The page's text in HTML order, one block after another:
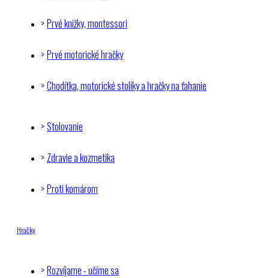
Prvé knižky, montessori
Prvé motorické hračky
Chodítka, motorické stolíky a hračky na ťahanie
Stolovanie
Zdravie a kozmetika
Proti komárom
Hračky
Rozvíjame - učíme sa